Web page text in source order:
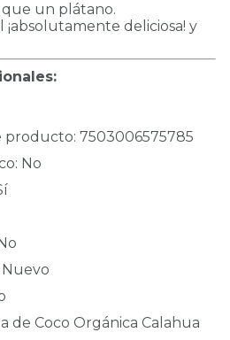
que un plátano.
deliciosa! y
producto: 7503006575785
No
de Coco Orgánica Calahua